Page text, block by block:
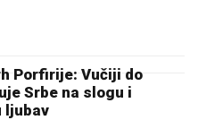
Porfirije: Vučiji do
Srbe na slogu i
ljubav